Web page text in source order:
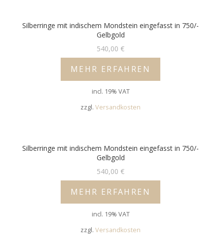
Silberringe mit indischem Mondstein eingefasst in 750/-
Gelbgold
540,00 €
MEHR ERFAHREN
incl. 19% VAT
zzgl. Versandkosten
Silberringe mit indischem Mondstein eingefasst in 750/-
Gelbgold
540,00 €
MEHR ERFAHREN
incl. 19% VAT
zzgl. Versandkosten